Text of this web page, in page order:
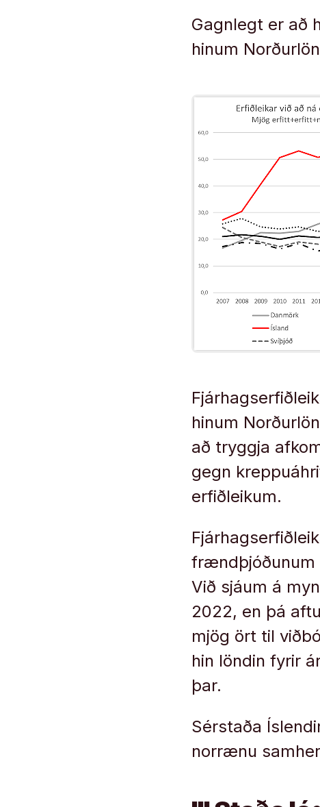
Gagnlegt er að
hinum
hinum
að tryggja
gegn
erfiðleikum.
frændþjóðunum
Við sjáum á
2022, en þá
mjög ört til
hin löndin fyrir
þar.
Sérstaða
norrænu